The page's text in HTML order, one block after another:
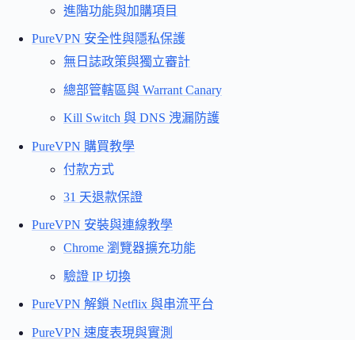
進階功能與加購項目
PureVPN 安全性與隱私保護
無日誌政策與獨立審計
總部管轄區與 Warrant Canary
Kill Switch 與 DNS 洩漏防護
PureVPN 購買教學
付款方式
31 天退款保證
PureVPN 安裝與連線教學
Chrome 瀏覽器擴充功能
驗證 IP 切換
PureVPN 解鎖 Netflix 與串流平台
PureVPN 速度表現與實測